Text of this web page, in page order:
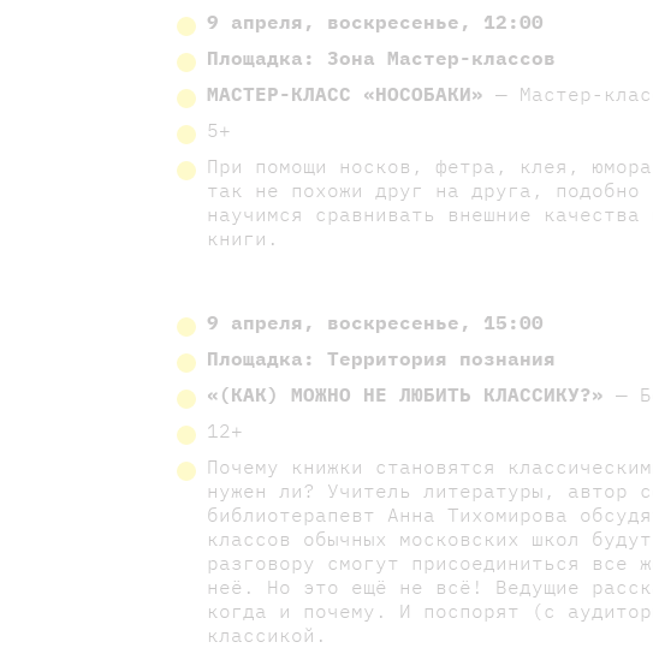
9 апреля, воскресенье, 12:00
Площадка: Зона Мастер-классов
МАСТЕР-КЛАСС «НОСОБАКИ» — Мастер-
5+
При помощи носков, фетра, клея,
так не похожи друг на друга, подобно
научимся сравнивать внешние
книги.
9 апреля, воскресенье, 15:00
Площадка: Территория познания
«(КАК) МОЖНО НЕ ЛЮБИТЬ КЛАССИКУ?» —
12+
Почему книжки становятся
нужен ли? Учитель литературы, автор
библиотерапевт Анна Тихомирова
классов обычных московских школ
разговору смогут присоединиться все
неё. Но это ещё не всё! Ведущие
когда и почему. И поспорят (с
классикой.